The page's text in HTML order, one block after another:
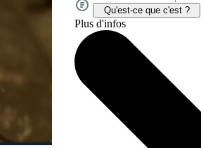
Qu'est-ce que c'est ?
Plus d'infos